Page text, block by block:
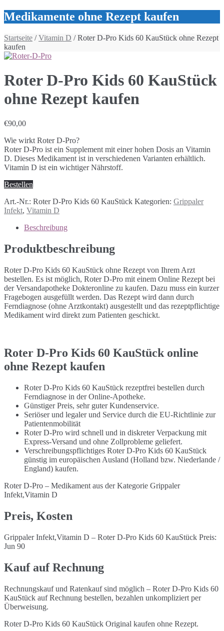
Medikamente ohne Rezept kaufen
Startseite /Vitamin D / Roter D-Pro Kids 60 KauStück ohne Rezept
kaufen
Roter D-Pro Kids 60 KauStück
ohne Rezept kaufen
€90,00
Wie wirkt Roter D-Pro?
Roter D-Pro ist ein Supplement mit einer hohen Dosis an Vitamin
D. Dieses Medikament ist in verschiedenen Varianten erhältlich.
Vitamin D ist ein wichtiger Nährstoff.
Bestellen
Art.-Nr.: Roter D-Pro Kids 60 KauStück Kategorien: Grippaler
Infekt, Vitamin D
Beschreibung
Produktbeschreibung
Roter D-Pro Kids 60 KauStück ohne Rezept von Ihrem Arzt
bestellen. Es ist möglich, Roter D-Pro mit einem Online Rezept bei
der Versandapotheke Dokteronline zu kaufen. Dazu muss ein kurzer
Fragebogen ausgefüllt werden. Das Rezept wird dann durch
Ferndiagnose (ohne Arztkontakt) ausgestellt und das rezeptpflichtige
Medikament wird direkt zum Patienten geschickt.
Roter D-Pro Kids 60 KauStück online
ohne Rezept kaufen
Roter D-Pro Kids 60 KauStück rezeptfrei bestellen durch
Ferndiagnose in der Online-Apotheke.
Günstiger Preis, sehr guter Kundenservice.
Seriöser und legaler und Service durch die EU-Richtlinie zur
Patientenmobilität
Roter D-Pro wird schnell und in diskreter Verpackung mit
Express-Versand und ohne Zollprobleme geliefert.
Verschreibungspflichtiges Roter D-Pro Kids 60 KauStück
günstig im europäischen Ausland (Holland bzw. Niederlande /
England) kaufen.
Roter D-Pro – Medikament aus der Kategorie Grippaler
Infekt,Vitamin D
Preis, Kosten
Grippaler Infekt,Vitamin D – Roter D-Pro Kids 60 KauStück Preis:
Jun 90
Kauf auf Rechnung
Rechnungskauf und Ratenkauf sind möglich – Roter D-Pro Kids 60
KauStück auf Rechnung bestellen, bezahlen unkompliziert per
Überweisung.
Roter D-Pro Kids 60 KauStück Original kaufen ohne Rezept.